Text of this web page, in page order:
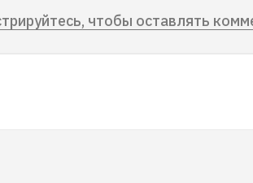
чтобы оставлять